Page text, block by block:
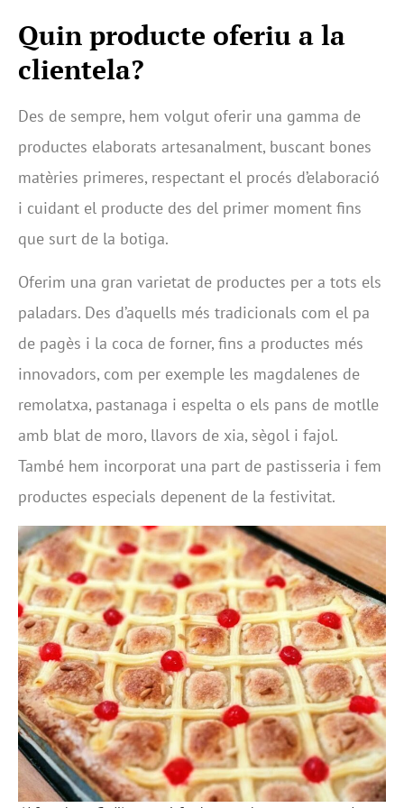
Quin producte oferiu a la
clientela?
Des de sempre, hem volgut oferir una gamma de
productes elaborats artesanalment, buscant bones
matèries primeres, respectant el procés d’elaboració
i cuidant el producte des del primer moment fins
que surt de la botiga.
Oferim una gran varietat de productes per a tots els
paladars. Des d’aquells més tradicionals com el pa
de pagès i la coca de forner, fins a productes més
innovadors, com per exemple les magdalenes de
remolatxa, pastanaga i espelta o els pans de motlle
amb blat de moro, llavors de xia, sègol i fajol.
També hem incorporat una part de pastisseria i fem
productes especials depenent de la festivitat.